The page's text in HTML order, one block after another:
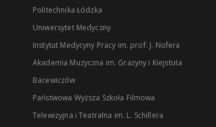
Politechnika Łódzka
Uniwersytet Medyczny
Instytut Medycyny Pracy im. prof. J. Nofera
Akademia Muzyczna im. Grażyny i Kiejstuta
Bacewiczów
Państwowa Wyższa Szkoła Filmowa
Telewizyjna i Teatralna im. L. Schillera